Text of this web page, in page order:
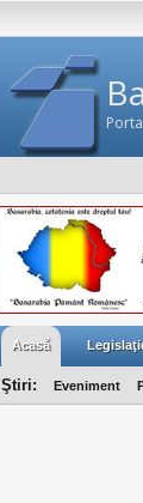
Acasă
Ştiri: Eveniment